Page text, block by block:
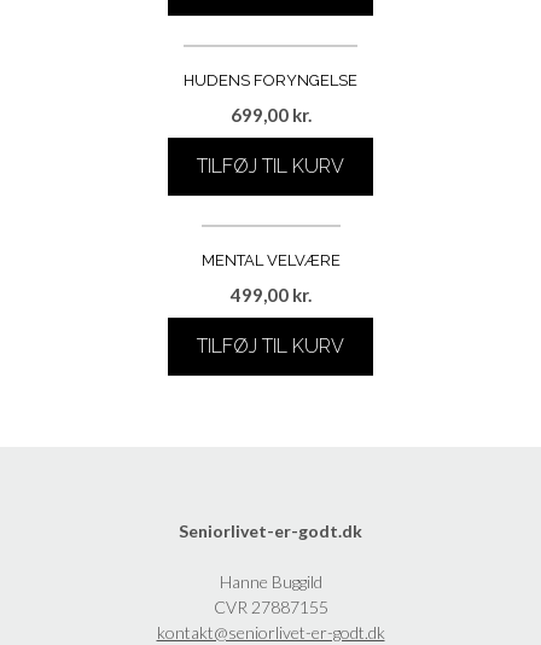
HUDENS FORYNGELSE
699,00 kr.
TILFØJ TIL KURV
MENTAL VELVÆRE
499,00 kr.
TILFØJ TIL KURV
Seniorlivet-er-godt.dk
Hanne Buggild
CVR 27887155
kontakt@seniorlivet-er-godt.dk